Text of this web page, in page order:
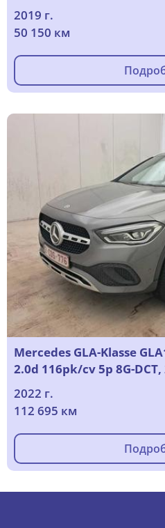
2019 г.
50 150 км
Mercedes GLA-Klasse
2.0d 116pk/cv 5p 8G-DCT,
2022 г.
112 695 км